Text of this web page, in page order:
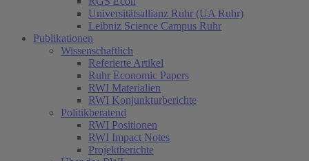
Universitätsallianz Ruhr (UA Ruhr)
Leibniz Science Campus Ruhr
Publikationen
Wissenschaftlich
Referierte Artikel
Ruhr Economic Papers
RWI Materialien
RWI Konjunkturberichte
Politikberatend
RWI Positionen
RWI Impact Notes
Projektberichte